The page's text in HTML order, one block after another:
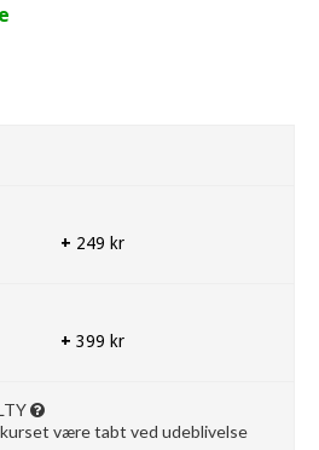
+ 249 kr
+ 399 kr
kurset være tabt ved udeblivelse